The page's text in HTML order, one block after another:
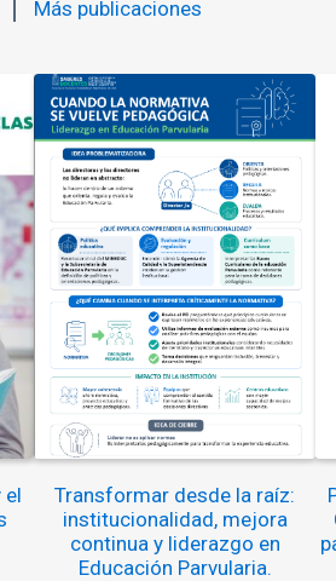
Más publicaciones
el
Transformar desde la raíz:
institucionalidad, mejora
continua y liderazgo en
Educación Parvularia.